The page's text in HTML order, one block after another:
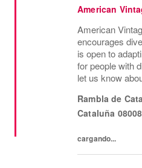
American
American
encourages
is open to
for people with
let us know
can provide the
Rambla de
Cataluña 08008
cargando...